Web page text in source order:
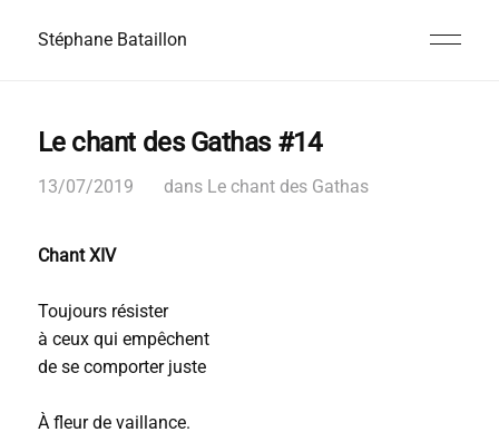
Stéphane Bataillon
Le chant des Gathas #14
13/07/2019 dans Le chant des Gathas
Chant XIV
Toujours résister
à ceux qui empêchent
de se comporter juste
À fleur de vaillance.